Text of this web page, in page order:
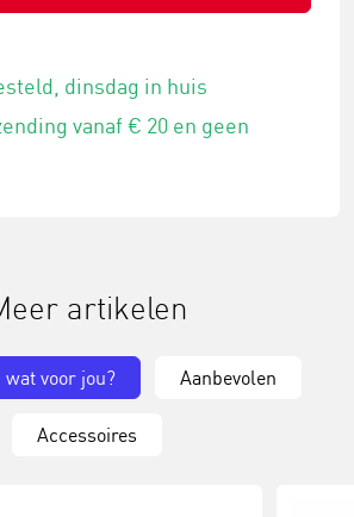
dinsdag in huis
vanaf € 20 en geen
artikelen
voor jou? Aanbevolen
Accessoires